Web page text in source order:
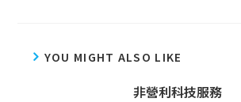
YOU MIGHT ALSO LIKE
非營利科技服務